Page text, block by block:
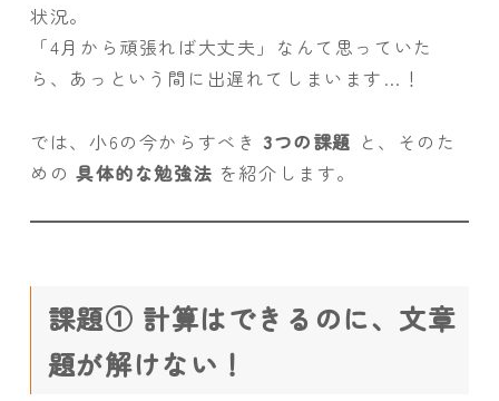
状況。
「4月から頑張れば大丈夫」なんて思っていた
ら、あっという間に出遅れてしまいます…！
では、小6の今からすべき 3つの課題 と、そのた
めの 具体的な勉強法 を紹介します。
課題① 計算はできるのに、文章
題が解けない！